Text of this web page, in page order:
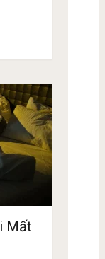
Mất